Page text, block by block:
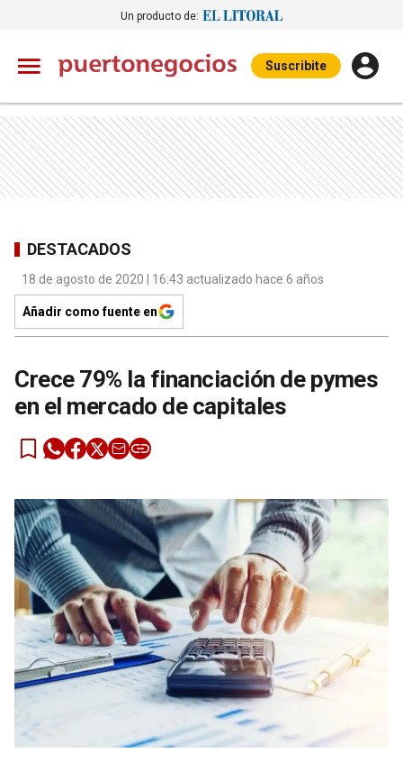
Un producto de:
Suscribite
DESTACADOS
18 de agosto de 2020 | 16:43 actualizado hace 6 años
Añadir como fuente en
Crece 79% la financiación de pymes
en el mercado de capitales